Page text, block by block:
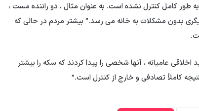
طور كامل كنترل نشده است. به عنوان مثال ، دو راننده مست ،
بدون مشكلات به خانه می رسد.” بیشتر مردم در حالی كه
عامیانه ، آنها شخصی را پیدا کردند که سکه را بیشتر
کاملاً تصادفی و خارج از کنترل است.”